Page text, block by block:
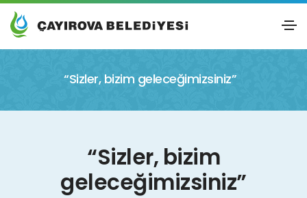
“Sizler, bizim geleceğimizsiniz”
“Sizler, bizim
geleceğimizsiniz”